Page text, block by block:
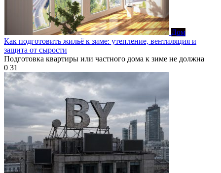
Дом
Как подготовить жильё к зиме: утепление, вентиляция и
защита от сырости
Подготовка квартиры или частного дома к зиме не должна
0 31